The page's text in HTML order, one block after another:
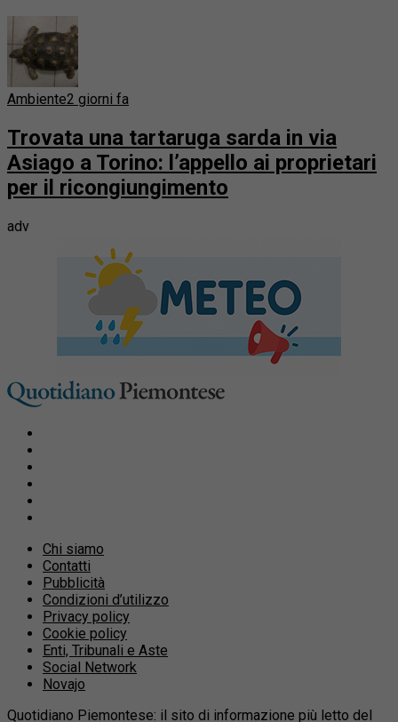
Ambiente2 giorni fa
Trovata una tartaruga sarda in via
Asiago a Torino: l’appello ai proprietari
per il ricongiungimento
adv
Chi siamo
Contatti
Pubblicità
Condizioni d’utilizzo
Privacy policy
Cookie policy
Enti, Tribunali e Aste
Social Network
Novajo
Quotidiano Piemontese: il sito di informazione più letto del